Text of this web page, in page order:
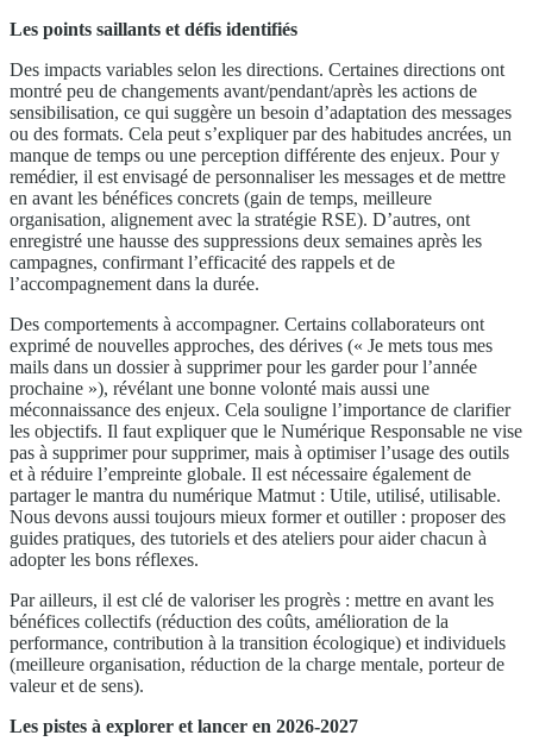
Les points saillants et défis identifiés
Des impacts variables selon les directions. Certaines directions ont
montré peu de changements avant/pendant/après les actions de
sensibilisation, ce qui suggère un besoin d’adaptation des messages
ou des formats. Cela peut s’expliquer par des habitudes ancrées, un
manque de temps ou une perception différente des enjeux. Pour y
remédier, il est envisagé de personnaliser les messages et de mettre
en avant les bénéfices concrets (gain de temps, meilleure
organisation, alignement avec la stratégie RSE). D’autres, ont
enregistré une hausse des suppressions deux semaines après les
campagnes, confirmant l’efficacité des rappels et de
l’accompagnement dans la durée.
Des comportements à accompagner. Certains collaborateurs ont
exprimé de nouvelles approches, des dérives (« Je mets tous mes
mails dans un dossier à supprimer pour les garder pour l’année
prochaine »), révélant une bonne volonté mais aussi une
méconnaissance des enjeux. Cela souligne l’importance de clarifier
les objectifs. Il faut expliquer que le Numérique Responsable ne vise
pas à supprimer pour supprimer, mais à optimiser l’usage des outils
et à réduire l’empreinte globale. Il est nécessaire également de
partager le mantra du numérique Matmut : Utile, utilisé, utilisable.
Nous devons aussi toujours mieux former et outiller : proposer des
guides pratiques, des tutoriels et des ateliers pour aider chacun à
adopter les bons réflexes.
Par ailleurs, il est clé de valoriser les progrès : mettre en avant les
bénéfices collectifs (réduction des coûts, amélioration de la
performance, contribution à la transition écologique) et individuels
(meilleure organisation, réduction de la charge mentale, porteur de
valeur et de sens).
Les pistes à explorer et lancer en 2026-2027